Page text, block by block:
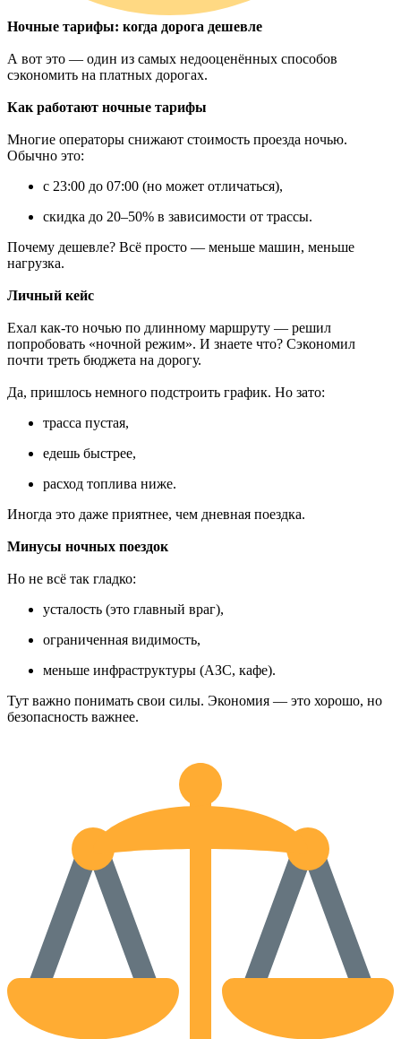
Ночные тарифы: когда дорога дешевле
А вот это — один из самых недооценённых способов
сэкономить на платных дорогах.
Как работают ночные тарифы
Многие операторы снижают стоимость проезда ночью.
Обычно это:
с 23:00 до 07:00 (но может отличаться),
скидка до 20–50% в зависимости от трассы.
Почему дешевле? Всё просто — меньше машин, меньше
нагрузка.
Личный кейс
Ехал как-то ночью по длинному маршруту — решил
попробовать «ночной режим». И знаете что? Сэкономил
почти треть бюджета на дорогу.
Да, пришлось немного подстроить график. Но зато:
трасса пустая,
едешь быстрее,
расход топлива ниже.
Иногда это даже приятнее, чем дневная поездка.
Минусы ночных поездок
Но не всё так гладко:
усталость (это главный враг),
ограниченная видимость,
меньше инфраструктуры (АЗС, кафе).
Тут важно понимать свои силы. Экономия — это хорошо, но
безопасность важнее.